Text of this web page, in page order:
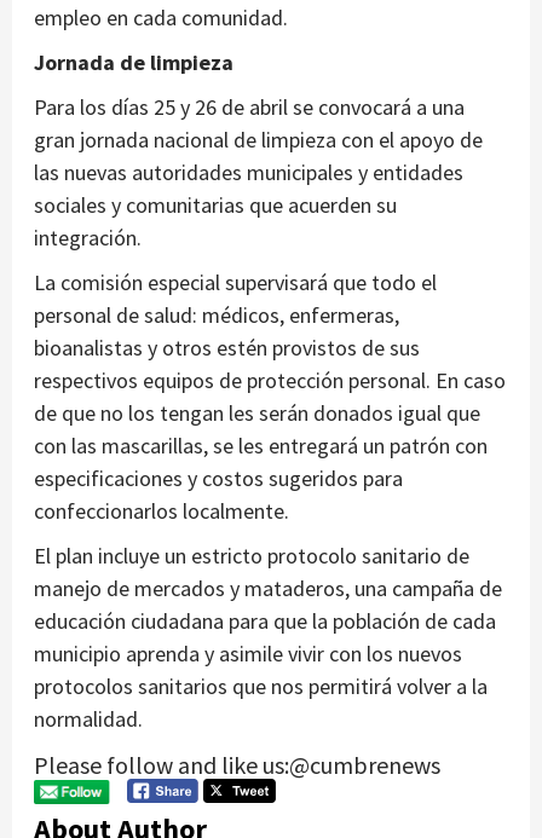
empleo en cada comunidad.
Jornada de limpieza
Para los días 25 y 26 de abril se convocará a una
gran jornada nacional de limpieza con el apoyo de
las nuevas autoridades municipales y entidades
sociales y comunitarias que acuerden su
integración.
La comisión especial supervisará que todo el
personal de salud: médicos, enfermeras,
bioanalistas y otros estén provistos de sus
respectivos equipos de protección personal. En caso
de que no los tengan les serán donados igual que
con las mascarillas, se les entregará un patrón con
especificaciones y costos sugeridos para
confeccionarlos localmente.
El plan incluye un estricto protocolo sanitario de
manejo de mercados y mataderos, una campaña de
educación ciudadana para que la población de cada
municipio aprenda y asimile vivir con los nuevos
protocolos sanitarios que nos permitirá volver a la
normalidad.
Please follow and like us:@cumbrenews
About Author